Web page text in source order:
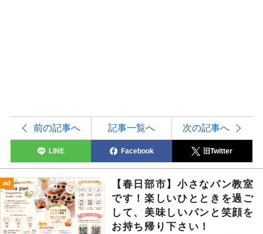
前の記事へ 記事一覧へ 次の記事へ
LINE Facebook 旧Twitter
ad
【春日部市】小さなパン教室
です！楽しいひとときを過ご
して、美味しいパンと笑顔を
お持ち帰り下さい！